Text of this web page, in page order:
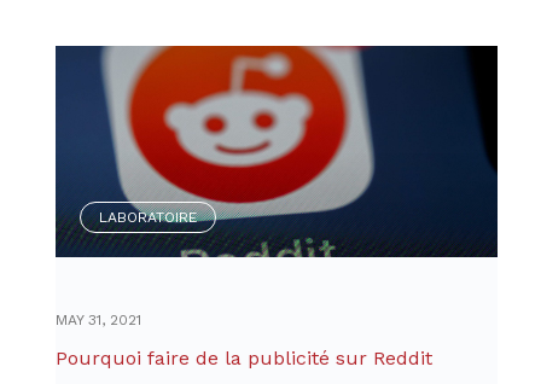
LABORATOIRE
MAY 31, 2021
Pourquoi faire de la publicité sur Reddit